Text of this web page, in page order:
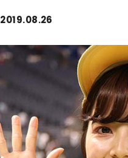
2019.08.26